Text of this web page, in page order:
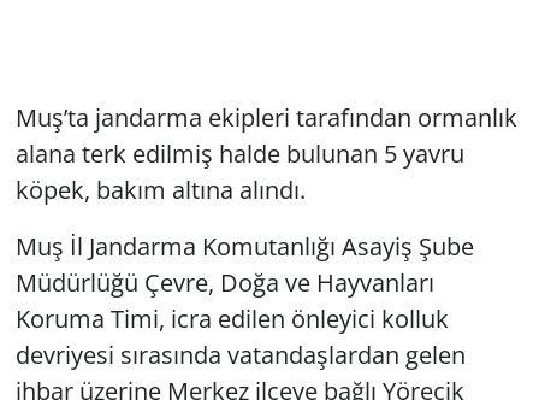
Muş’ta jandarma ekipleri tarafından ormanlık
alana terk edilmiş halde bulunan 5 yavru
köpek, bakım altına alındı.
Muş İl Jandarma Komutanlığı Asayiş Şube
Müdürlüğü Çevre, Doğa ve Hayvanları
Koruma Timi, icra edilen önleyici kolluk
devriyesi sırasında vatandaşlardan gelen
ihbar üzerine Merkez ilçeye bağlı Yörecik